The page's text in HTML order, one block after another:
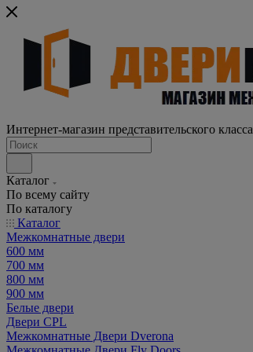
Интернет-магазин представительского класса
Каталог
По всему сайту
По каталогу
Каталог
Межкомнатные двери
600 мм
700 мм
800 мм
900 мм
Белые двери
Двери CPL
Межкомнатные Двери Dverona